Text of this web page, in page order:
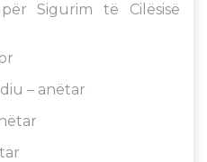
Sigurim të Cilësisë
– anëtar